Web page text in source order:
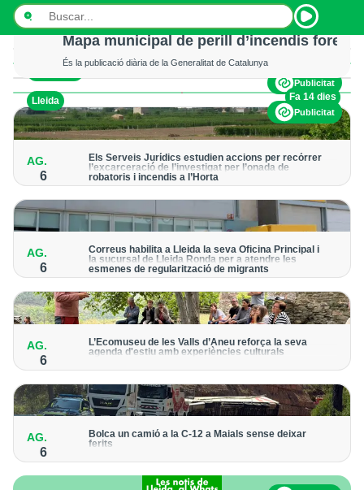
NOTÍCIES
PODCASTS
ESPORTS
CONTACTE
Mor un excursionista en patir un accident
Els serveis d’emergència no van poder fer res per salvar-li la vida
Publicitat
Lleida Fa 14 dies
Mapa municipal de perill d’incendis
És la publicació diària de la Generalitat de Catalunya
Publicitat
AG.
6
Els Serveis Jurídics estudien accions per recórrer
l’excarceració de l’investigat per l’onada de
robatoris i incendis a l’Horta
legals disponibles després de la decisió judicial
AG.
6
Correus habilita a Lleida la seva Oficina Principal i
la sucursal de Lleida Ronda per a atendre les
esmenes de regularització de migrants
setembre i no s’haurà de demanar cita prèvia
AG.
6
L’Ecomuseu de les Valls d’Àneu reforça la seva
agenda d'estiu amb experiències culturals
AG.
6
Bolca un camió a la C-12 a Maials sense deixar
ferits